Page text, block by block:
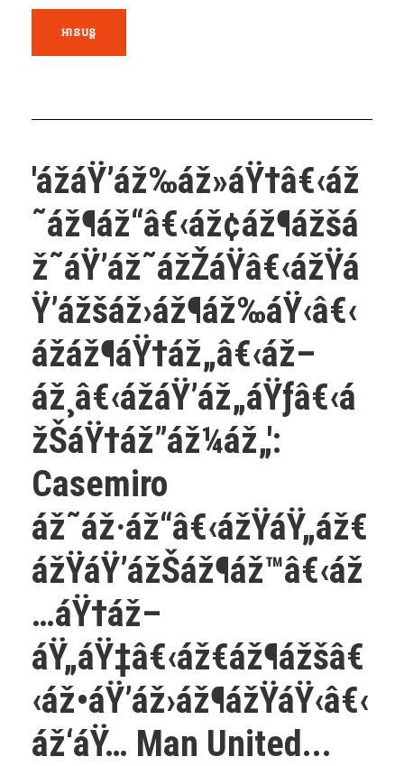
អានបន្ត
'ážáŸ’áž‰áž»áŸ†â€‹áž
˜áž¶áž“â€‹áž¢áž¶ážšá
ž˜áŸ’áž˜ážŽáŸâ€‹ážŸá
Ÿ’ážšáž›áž¶áž‰áŸ‹â€‹
ážáž¶áŸ†áž„â€‹áž–
áž¸â€‹ážáŸ’áž„áŸƒâ€‹á
žŠáŸ†áž”áž¼áž„':
Casemiro
áž˜áž·áž“â€‹ážŸáŸ„áž€
ážŸáŸ’ážŠáž¶áž™â€‹áž
…áŸ†áž–
áŸ„áŸ‡â€‹áž€áž¶ážšâ€
‹áž•áŸ’áž›áž¶ážŸáŸ‹â€‹
áž‘áŸ… Man United...